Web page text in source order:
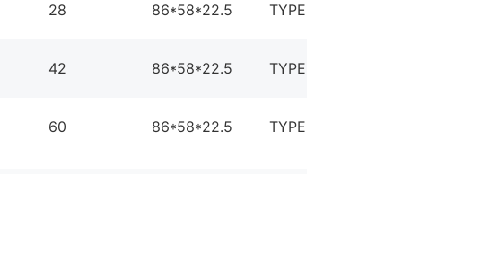
28 86*58*22.5 TYPE-C
42 86*58*22.5 TYPE-C
60 86*58*22.5 TYPE-C